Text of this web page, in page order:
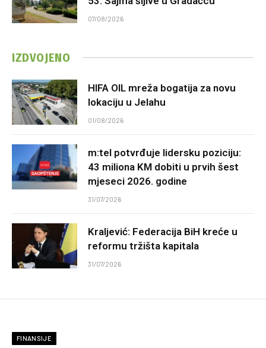
07/08/2026
IZDVOJENO
HIFA OIL mreža bogatija za novu
lokaciju u Jelahu
01/08/2026
m:tel potvrđuje lidersku poziciju:
43 miliona KM dobiti u prvih šest
mjeseci 2026. godine
31/07/2026
Kraljević: Federacija BiH kreće u
reformu tržišta kapitala
31/07/2026
FINANSIJE